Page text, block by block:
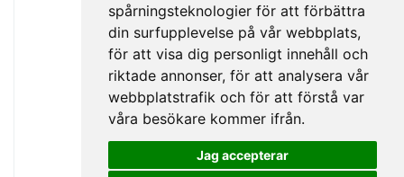
spårningsteknologier för att förbättra
din surfupplevelse på vår webbplats,
för att visa dig personligt innehåll och
riktade annonser, för att analysera vår
webbplatstrafik och för att förstå var
våra besökare kommer ifrån.
Jag accepterar
Highcharts.com